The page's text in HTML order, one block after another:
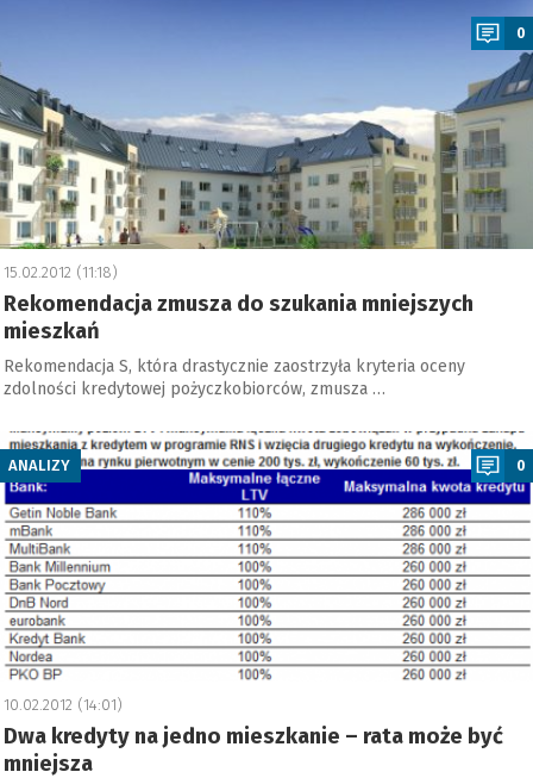
0
15.02.2012 (11:18)
Rekomendacja zmusza do szukania mniejszych
mieszkań
Rekomendacja S, która drastycznie zaostrzyła kryteria oceny
zdolności kredytowej pożyczkobiorców, zmusza …
ANALIZY 0
10.02.2012 (14:01)
Dwa kredyty na jedno mieszkanie – rata może być
mniejsza